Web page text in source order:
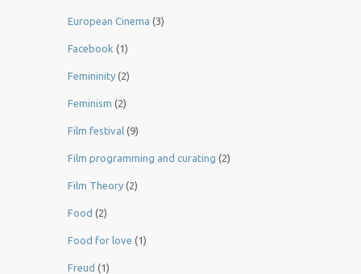
European Cinema (3)
Facebook (1)
Femininity (2)
Feminism (2)
Film festival (9)
Film programming and curating (2)
Film Theory (2)
Food (2)
Food for love (1)
Freud (1)